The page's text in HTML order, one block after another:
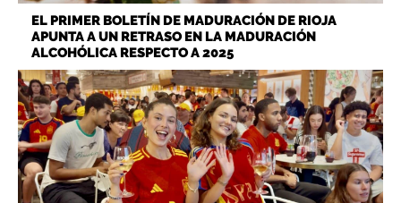
EL PRIMER BOLETÍN DE MADURACIÓN DE RIOJA
APUNTA A UN RETRASO EN LA MADURACIÓN
ALCOHÓLICA RESPECTO A 2025